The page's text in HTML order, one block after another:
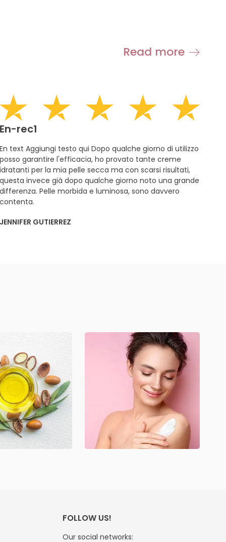
Read more
En-rec1
En text Aggiungi testo qui Dopo qualche giorno di utilizzo
posso garantire l'efficacia, ho provato tante creme
idratanti per la mia pelle secca ma con scarsi risultati,
questa invece già dopo qualche giorno noto una grande
differenza. Pelle morbida e luminosa, sono davvero
contenta.
JENNIFER GUTIERREZ
FOLLOW US!
Our social networks: